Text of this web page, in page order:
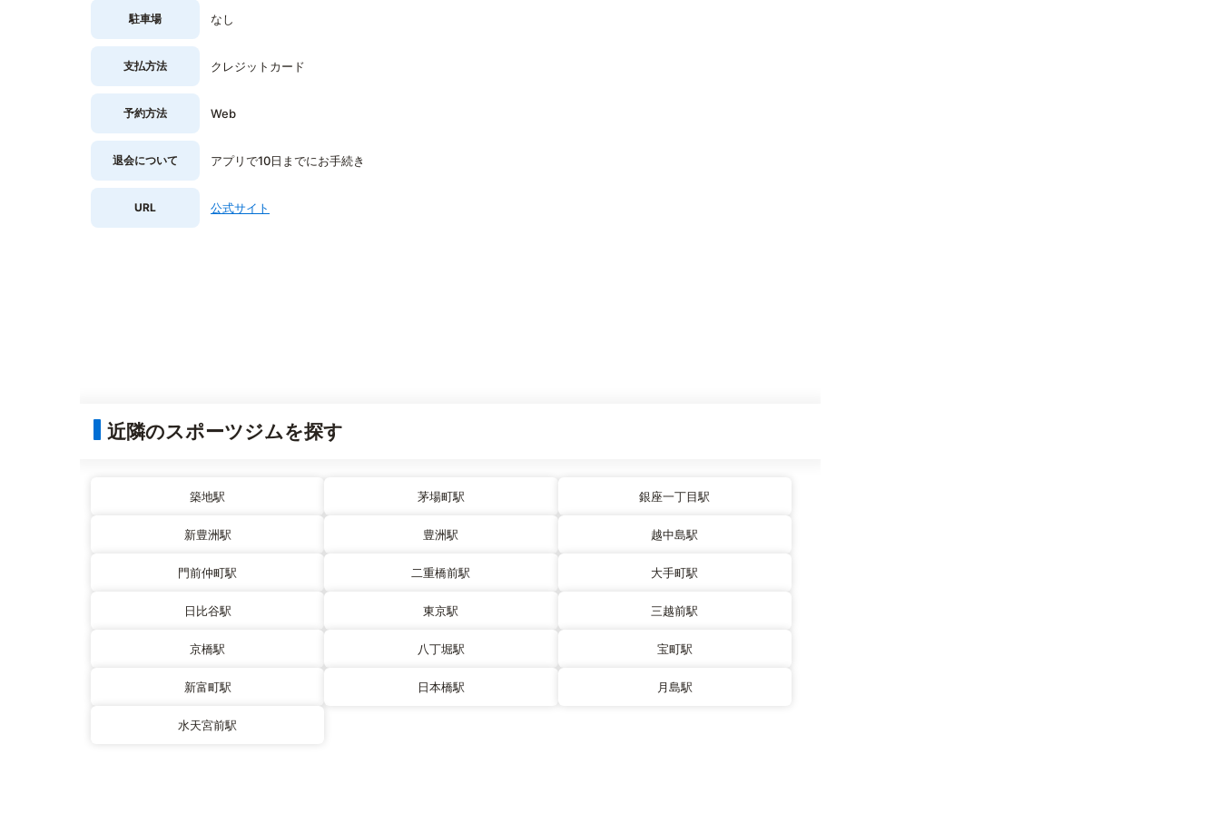
駐車場 なし
支払方法 クレジットカード
予約方法 Web
退会について アプリで10日までにお手続き
URL 公式サイト
近隣のスポーツジムを探す
築地駅 茅場町駅 銀座一丁目駅
新豊洲駅 豊洲駅 越中島駅
門前仲町駅 二重橋前駅 大手町駅
日比谷駅 東京駅 三越前駅
京橋駅 八丁堀駅 宝町駅
新富町駅 日本橋駅 月島駅
水天宮前駅